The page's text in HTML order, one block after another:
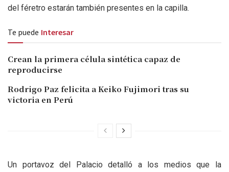
del féretro estarán también presentes en la capilla.
Te puede Interesar
Crean la primera célula sintética capaz de
reproducirse
Rodrigo Paz felicita a Keiko Fujimori tras su
victoria en Perú
Un portavoz del Palacio detalló a los medios que la